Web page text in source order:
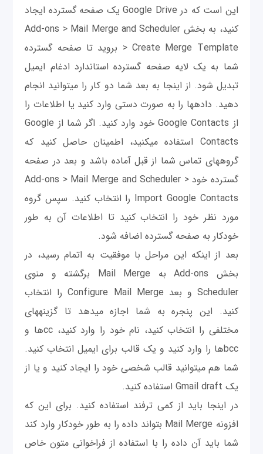
این است که در Google Drive یک صفحه گسترده ایجاد
کنید، به بخش Add-ons > Mail Merge and Scheduler
> Create Merge Template برويد تا صفحه گسترده
شما به یک لایه صفحه گسترده استاندارد ادغام ای‎میل
تبدیل شود. از اینجا به بعد شما دو کار را می‎توانید انجام
دهید. داده‎ها را به صورت دستی وارد کنید یا اطلاعات را
از Google Contacts خود وارد کنید. اگر شما از Google
Contacts استفاده می‎کنید، اطمینان حاصل کنید که
گروه‎های تماس شما از قبل آماده باشد و بعد در صفحه
گسترده خود Add-ons > Mail Merge and Scheduler >
Import Google Contacts را انتخاب کنید. سپس گروه
مورد نظر خود را انتخاب کنید تا اطلاعات آن به طور
خودکار به صفحه گسترده اضافه شود.
بعد از اینکه این مراحل با موفقیت به اتمام رسید، در
بخش Add-ons به Mail Merge برگشته و منوی
Scheduler و بعد Configure Mail Merge را انتخاب
کنید. این پنجره به شما اجازه می‎دهد تا گزينه‎های
مختلفی را انتخاب کنید، نام خود را وارد کنید، ccها و
bccها را وارد کنید و یک قالب برای ای‎میل انتخاب کنید.
شما هم می‎توانید قالب شخصی خود را ایجاد کنید و یا از
یک Gmail draft استفاده کنید.
در اینجا باید از کمی‎ ترفند استفاده کنید. برای این که
افزونه Mail Merge بتواند داده را به طور خودکار وارد کند
شما باید آن داده را با استفاده از فراخوانی متون خاص